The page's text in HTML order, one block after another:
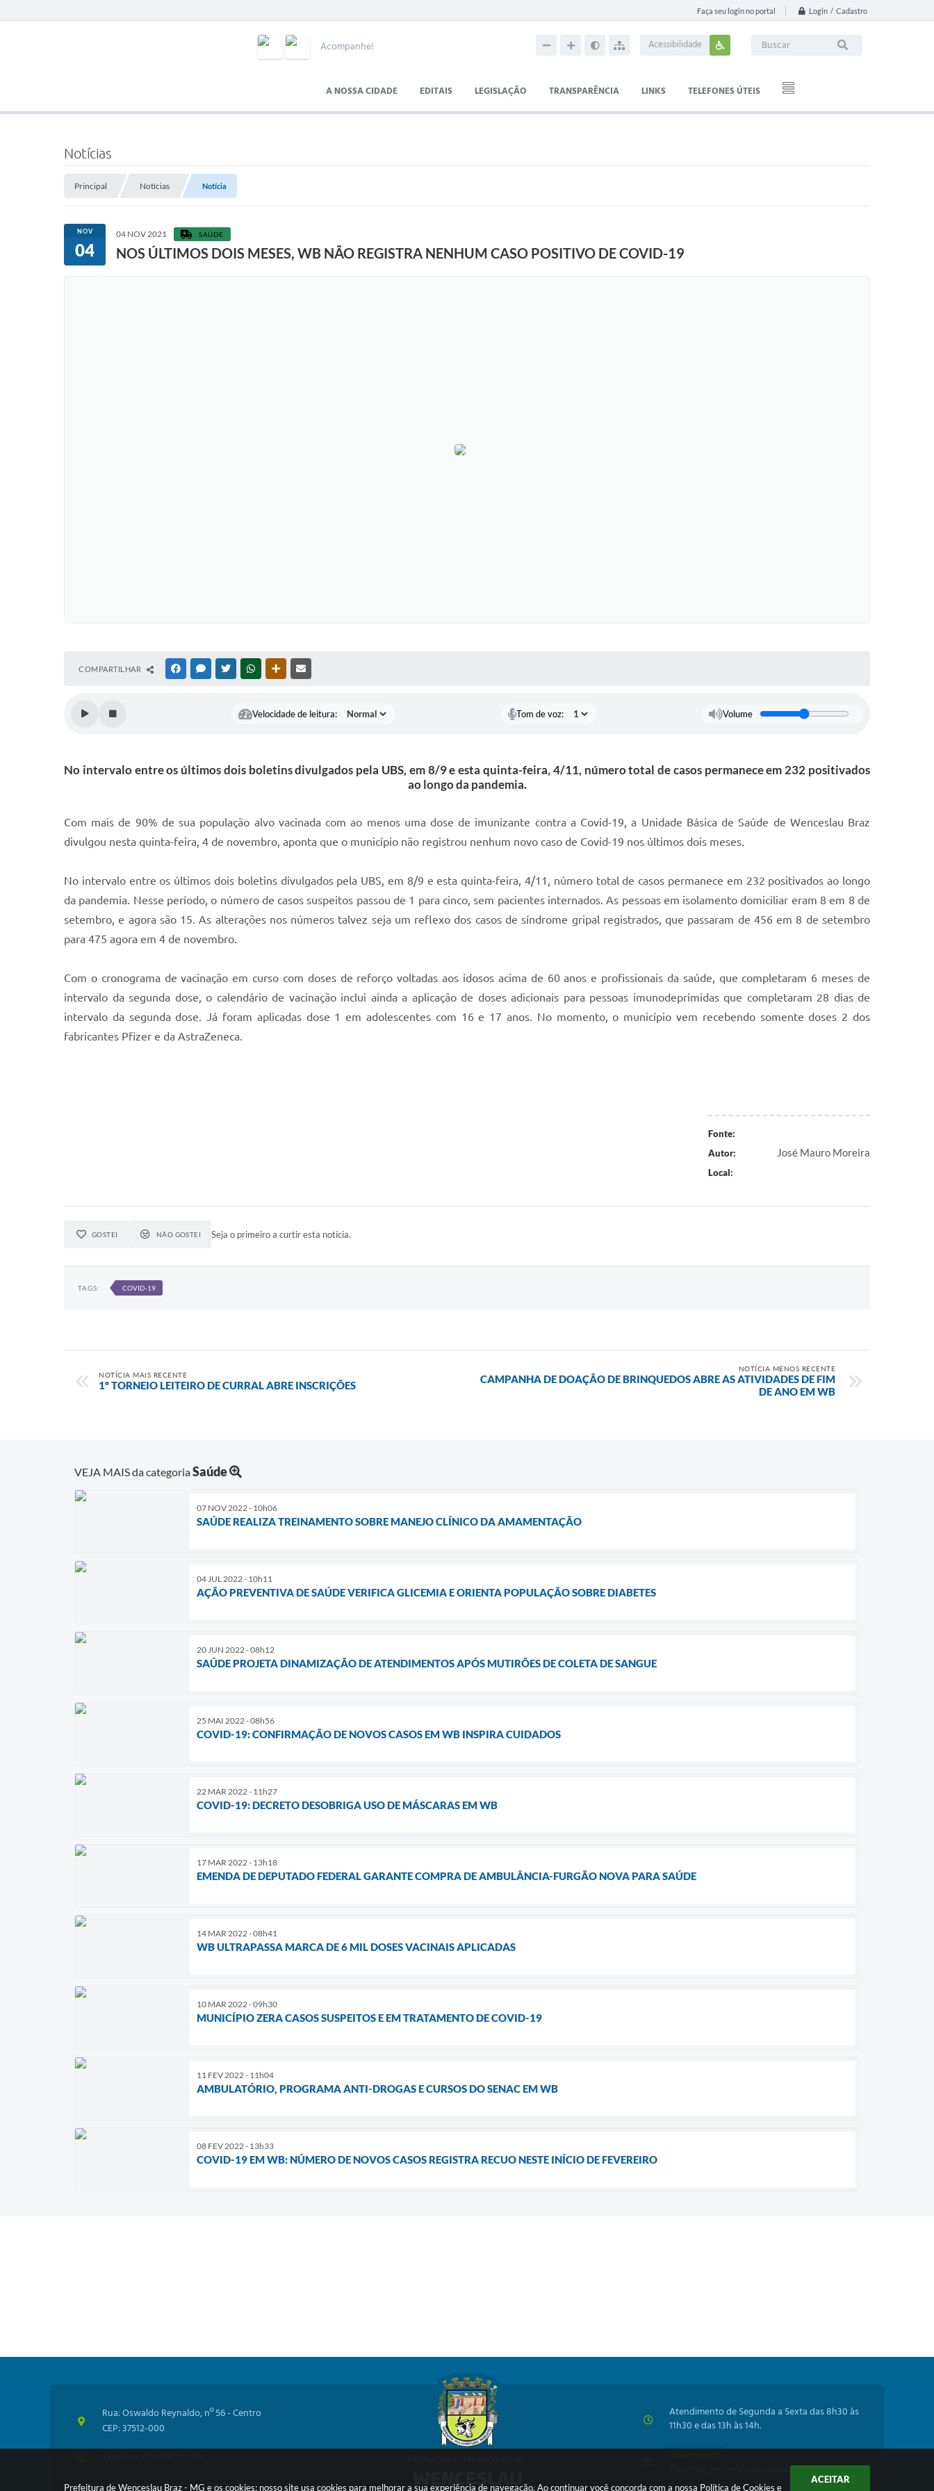
Prefeitura de Wenceslau Braz - MG e os cookies: nosso site usa cookies para melhorar a sua experiência de navegação. Ao continuar você concorda com a nossa Política de Cookies e
ACEITAR
Faça seu login no portal Login / Cadastro
Acompanhe! Acessibilidade
A NOSSA CIDADE EDITAIS LEGISLAÇÃO TRANSPARÊNCIA LINKS TELEFONES ÚTEIS
Notícias
Principal Notícias Notícia
NOV
04
04 NOV 2021 SAÚDE
NOS ÚLTIMOS DOIS MESES, WB NÃO REGISTRA NENHUM CASO POSITIVO DE COVID-19
COMPARTILHAR FACEBOOKMESSENGER
TWITTERWHATSAPPOUTRAS MÍDIAS
Velocidade de leitura: Tom de voz: Volume
No intervalo entre os últimos dois boletins divulgados pela UBS, em 8/9 e esta quinta-feira, 4/11, número total de casos permanece em 232 positivados
ao longo da pandemia.
Com mais de 90% de sua população alvo vacinada com ao menos uma dose de imunizante contra a Covid-19, a Unidade Básica de Saúde de Wenceslau Braz
divulgou nesta quinta-feira, 4 de novembro, aponta que o município não registrou nenhum novo caso de Covid-19 nos últimos dois meses.
No intervalo entre os últimos dois boletins divulgados pela UBS, em 8/9 e esta quinta-feira, 4/11, número total de casos permanece em 232 positivados ao longo
da pandemia. Nesse período, o número de casos suspeitos passou de 1 para cinco, sem pacientes internados. As pessoas em isolamento domiciliar eram 8 em 8 de
setembro, e agora são 15. As alterações nos números talvez seja um reflexo dos casos de síndrome gripal registrados, que passaram de 456 em 8 de setembro
para 475 agora em 4 de novembro.
Com o cronograma de vacinação em curso com doses de reforço voltadas aos idosos acima de 60 anos e profissionais da saúde, que completaram 6 meses de
intervalo da segunda dose, o calendário de vacinação inclui ainda a aplicação de doses adicionais para pessoas imunodeprimidas que completaram 28 dias de
intervalo da segunda dose. Já foram aplicadas dose 1 em adolescentes com 16 e 17 anos. No momento, o município vem recebendo somente doses 2 dos
fabricantes Pfizer e da AstraZeneca.
Fonte:
Autor:
José Mauro Moreira
Local:
GOSTEI NÃO GOSTEI Seja o primeiro a curtir esta notícia.
TAGS: COVID-19
NOTÍCIA MAIS RECENTE
1º TORNEIO LEITEIRO DE CURRAL ABRE INSCRIÇÕES
NOTÍCIA MENOS RECENTE
CAMPANHA DE DOAÇÃO DE BRINQUEDOS ABRE AS ATIVIDADES DE FIM
DE ANO EM WB
VEJA MAIS da categoriaSaúde
07 NOV 2022 - 10h06
SAÚDE REALIZA TREINAMENTO SOBRE MANEJO CLÍNICO DA AMAMENTAÇÃO
04 JUL 2022 - 10h11
AÇÃO PREVENTIVA DE SAÚDE VERIFICA GLICEMIA E ORIENTA POPULAÇÃO SOBRE DIABETES
20 JUN 2022 - 08h12
SAÚDE PROJETA DINAMIZAÇÃO DE ATENDIMENTOS APÓS MUTIRÕES DE COLETA DE SANGUE
25 MAI 2022 - 08h56
COVID-19: CONFIRMAÇÃO DE NOVOS CASOS EM WB INSPIRA CUIDADOS
22 MAR 2022 - 11h27
COVID-19: DECRETO DESOBRIGA USO DE MÁSCARAS EM WB
17 MAR 2022 - 13h18
EMENDA DE DEPUTADO FEDERAL GARANTE COMPRA DE AMBULÂNCIA-FURGÃO NOVA PARA SAÚDE
14 MAR 2022 - 08h41
WB ULTRAPASSA MARCA DE 6 MIL DOSES VACINAIS APLICADAS
10 MAR 2022 - 09h30
MUNICÍPIO ZERA CASOS SUSPEITOS E EM TRATAMENTO DE COVID-19
11 FEV 2022 - 11h04
AMBULATÓRIO, PROGRAMA ANTI-DROGAS E CURSOS DO SENAC EM WB
08 FEV 2022 - 13h33
COVID-19 EM WB: NÚMERO DE NOVOS CASOS REGISTRA RECUO NESTE INÍCIO DE FEVEREIRO
Rua: Oswaldo Reynaldo, nº 56 - Centro
CEP: 37512-000
Atendimento de Segunda a Sexta das 8h30 às
11h30 e das 13h às 14h.
Para não perder as novidades da Prefeitura